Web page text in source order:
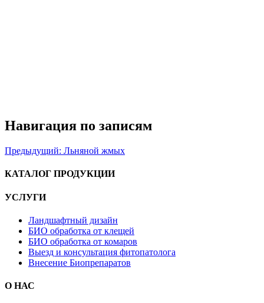
Навигация по записям
Предыдущий: Льняной жмых
КАТАЛОГ ПРОДУКЦИИ
УСЛУГИ
Ландшафтный дизайн
БИО обработка от клещей
БИО обработка от комаров
Выезд и консультация фитопатолога
Внесение Биопрепаратов
О НАС